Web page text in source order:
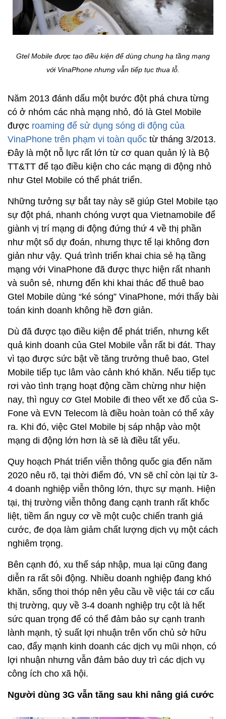
Gtel Mobile được tạo điều kiện để dùng chung hạ tầng mạng
với VinaPhone nhưng vẫn tiếp tục thua lỗ.
Năm 2013 đánh dấu một bước đột phá chưa từng
có ở nhóm các nhà mạng nhỏ, đó là Gtel Mobile
được roaming để sử dụng sóng di động của
VinaPhone trên phạm vi toàn quốc từ tháng 3/2013.
Đây là một nỗ lực rất lớn từ cơ quan quản lý là Bộ
TT&TT để tạo điều kiện cho các mạng di động nhỏ
như Gtel Mobile có thể phát triển.
Những tưởng sự bắt tay này sẽ giúp Gtel Mobile tạo
sự đột phá, nhanh chóng vượt qua Vietnamobile để
giành vị trí mạng di động đứng thứ 4 về thị phần
như một số dự đoán, nhưng thực tế lại không đơn
giản như vậy. Quá trình triển khai chia sẻ hạ tầng
mạng với VinaPhone đã được thực hiện rất nhanh
và suôn sẻ, nhưng đến khi khai thác để thuê bao
Gtel Mobile dùng “ké sóng” VinaPhone, mới thấy bài
toán kinh doanh không hề đơn giản.
Dù đã được tạo điều kiện để phát triển, nhưng kết
quả kinh doanh của Gtel Mobile vẫn rất bi đát. Thay
vì tạo được sức bật về tăng trưởng thuê bao, Gtel
Mobile tiếp tục lâm vào cảnh khó khăn. Nếu tiếp tục
rơi vào tình trạng hoạt động cầm chừng như hiện
nay, thì nguy cơ Gtel Mobile đi theo vết xe đổ của S-
Fone và EVN Telecom là điều hoàn toàn có thể xảy
ra. Khi đó, việc Gtel Mobile bị sáp nhập vào một
mạng di động lớn hơn là sẽ là điều tất yếu.
Quy hoạch Phát triển viễn thông quốc gia đến năm
2020 nêu rõ, tại thời điểm đó, VN sẽ chỉ còn lại từ 3-
4 doanh nghiệp viễn thông lớn, thực sự mạnh. Hiện
tại, thị trường viễn thông đang cạnh tranh rất khốc
liệt, tiềm ẩn nguy cơ về một cuộc chiến tranh giá
cước, đe dọa làm giảm chất lượng dịch vụ một cách
nghiêm trọng.
Bên cạnh đó, xu thế sáp nhập, mua lại cũng đang
diễn ra rất sôi động. Nhiều doanh nghiệp đang khó
khăn, sống thoi thóp nên yêu cầu về việc tái cơ cấu
thị trường, quy về 3-4 doanh nghiệp trụ cột là hết
sức quan trọng để có thể đảm bảo sự cạnh tranh
lành mạnh, tỷ suất lợi nhuận trên vốn chủ sở hữu
cao, đẩy mạnh kinh doanh các dịch vụ mũi nhọn, có
lợi nhuận nhưng vẫn đảm bảo duy trì các dịch vụ
công ích cho xã hội.
Người dùng 3G vẫn tăng sau khi nâng giá cước